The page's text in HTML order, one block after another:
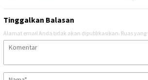
Tinggalkan Balasan
Alamat email Anda tidak akan dipublikasikan. Ruas